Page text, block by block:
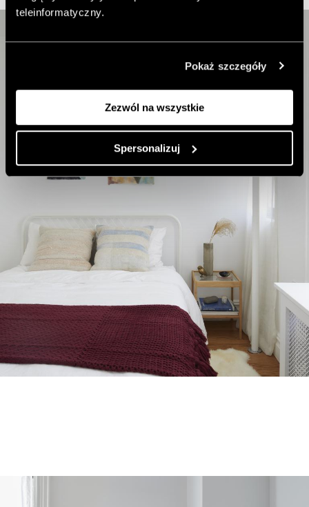
teleinformatyczny.
Pokaż szczegóły
Zezwól na wszystkie
Spersonalizuj